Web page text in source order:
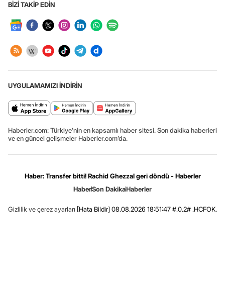
BİZİ TAKİP EDİN
UYGULAMAMIZI İNDİRİN
Haberler.com: Türkiye’nin en kapsamlı haber sitesi. Son dakika haberleri
ve en güncel gelişmeler Haberler.com’da.
Haber: Transfer bitti! Rachid Ghezzal geri döndü - Haberler
HaberSon DakikaHaberler
Gizlilik ve çerez ayarları [Hata Bildir] 08.08.2026 18:51:47 #.0.2# .HCFOK.